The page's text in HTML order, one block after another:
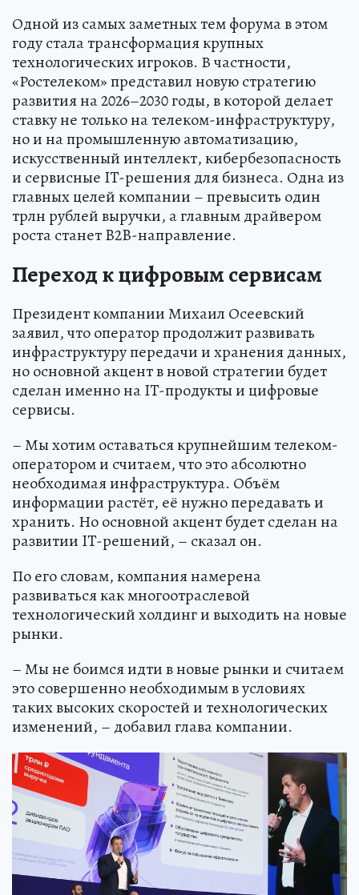
Одной из самых заметных тем форума в этом
году стала трансформация крупных
технологических игроков. В частности,
«Ростелеком» представил новую стратегию
развития на 2026–2030 годы, в которой делает
ставку не только на телеком-инфраструктуру,
но и на промышленную автоматизацию,
искусственный интеллект, кибербезопасность
и сервисные IT-решения для бизнеса. Одна из
главных целей компании – превысить один
трлн рублей выручки, а главным драйвером
роста станет B2B-направление.
Переход к цифровым сервисам
Президент компании Михаил Осеевский
заявил, что оператор продолжит развивать
инфраструктуру передачи и хранения данных,
но основной акцент в новой стратегии будет
сделан именно на IT-продукты и цифровые
сервисы.
– Мы хотим оставаться крупнейшим телеком-
оператором и считаем, что это абсолютно
необходимая инфраструктура. Объём
информации растёт, её нужно передавать и
хранить. Но основной акцент будет сделан на
развитии IT-решений, – сказал он.
По его словам, компания намерена
развиваться как многоотраслевой
технологический холдинг и выходить на новые
рынки.
– Мы не боимся идти в новые рынки и считаем
это совершенно необходимым в условиях
таких высоких скоростей и технологических
изменений, – добавил глава компании.